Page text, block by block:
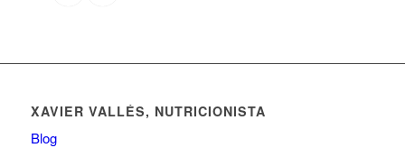
XAVIER VALLÉS, NUTRICIONISTA
Blog